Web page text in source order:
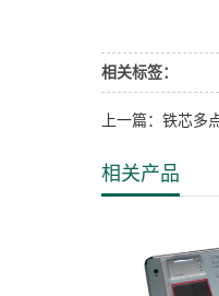
相关标签：
上一篇：铁芯多
相关产品